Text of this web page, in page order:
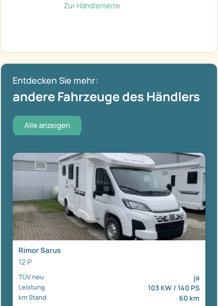
Zur Händlerseite
Entdecken Sie mehr:
andere Fahrzeuge des Händlers
Alle anzeigen
Rimor Sarus
12 P
TÜV neu ja
Leistung 103 KW / 140 PS
km Stand 60 km